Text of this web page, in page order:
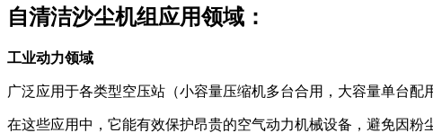
自清洁沙尘机组 应用领域：
工业动力领域
广泛应用于各类型空压站（小容量压缩机多台合用，大容量单台
在这些应用中，它能有效保护昂贵的空气动力机械设备，避免因粉